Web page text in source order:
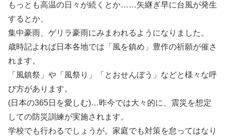
もっとも高温の日々が続くとか……矢継ぎ早に台風が発生
するとか、
集中豪雨、ゲリラ豪雨にみまわれるようになりました。
歳時記よれば日本各地では「風を鎮め」豊作の祈願が催さ
れます。
「風鎮祭」や「風祭り」「とおせんぼう」などと様々な呼
び方があります。
(日本の365日を愛しむ)…昨今では大々的に、震災を想定
しての防災訓練が実施されます。
学校でも行わるでしょうが。家庭でも対策を怠ってはなり